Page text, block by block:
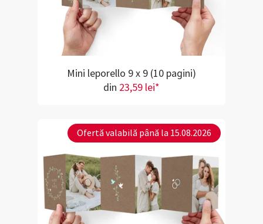
Mini leporello 9 x 9 (10 pagini)
din 23,59 lei*
Ofertă valabilă până la 15.08.2026